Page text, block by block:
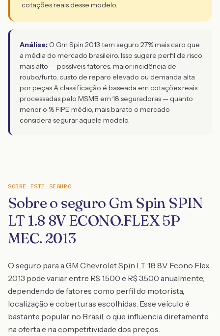
cotações reais desse modelo.
Análise: O Gm Spin 2013 tem seguro 27% mais caro que
a média do mercado brasileiro. Isso sugere perfil de risco
mais alto — possíveis fatores: maior incidência de
roubo/furto, custo de reparo elevado ou demanda alta
por peças.A classificação é baseada em cotações reais
processadas pelo MSMB em 18 seguradoras — quanto
menor o % FIPE médio, mais barato o mercado
considera segurar aquele modelo.
SOBRE ESTE SEGURO
Sobre o seguro Gm Spin SPIN
LT 1.8 8V ECONO.FLEX 5P
MEC. 2013
O seguro para a GM Chevrolet Spin LT 1.8 8V Econo Flex
2013 pode variar entre R$ 1.500 e R$ 3.500 anualmente,
dependendo de fatores como perfil do motorista,
localização e coberturas escolhidas. Esse veículo é
bastante popular no Brasil, o que influencia diretamente
na oferta e na competitividade dos preços.